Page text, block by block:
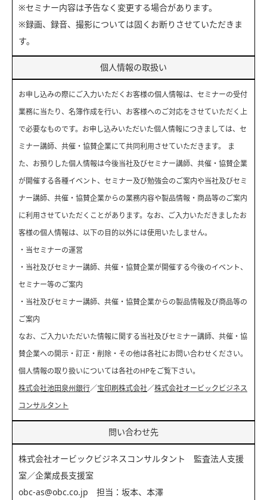
※セミナー内容は予告なく変更する場合があります。
※録画、録音、撮影については固くお断りさせていただきま
す。
個人情報の取扱い
お申し込みの際にご入力いただくお客様の個人情報は、セミナーの受付
業務に当たり、名簿作成を行い、お客様へのご対応をさせていただく上
で必要なものです。お申し込みいただいた個人情報につきましては、セ
ミナー講師、共催・協賛企業にて共同利用させていただきます。 ま
た、お預りした個人情報は今後当社及びセミナー講師、共催・協賛企業
が開催する各種イベント、セミナー及び勉強会のご案内や当社及びセミ
ナー講師、共催・協賛企業からの業務内容や製品情報・商品等のご案内
に利用させていただくことがあります。なお、ご入力いただきましたお
客様の個人情報は、以下の目的以外には使用いたしません。
・当セミナーの運営
・当社及びセミナー講師、共催・協賛企業が開催する今後のイベント、
セミナー等のご案内
・当社及びセミナー講師、共催・協賛企業からの製品情報及び商品等の
ご案内
なお、ご入力いただいた情報に関する当社及びセミナー講師、共催・協
賛企業への開示・訂正・削除・その他は各社にお問い合わせください。
個人情報の取り扱いについては各社のHPをご覧下さい。
株式会社池田泉州銀行／ 宝印刷株式会社／株式会社オービックビジネス
コンサルタント
問い合わせ先
株式会社オービックビジネスコンサルタント 監査法人支援
室／企業成長支援室
obc-as@obc.co.jp 担当：坂本、本澤